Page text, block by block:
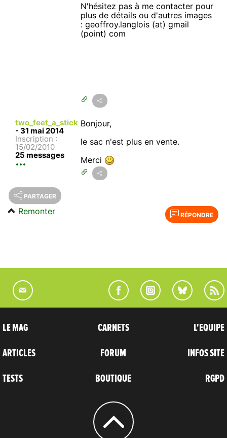
N'hésitez pas à me contacter pour
plus de détails ou d'autres images
: geoffroy.langlois (at) gmail
(point) com
two_feet_a_stick
- 31 mai 2014
Inscription :
15/02/2010
25 messages
Bonjour,
le sac n'est plus en vente.
Merci
PARTAGER
RÉPONDRE
Remonter
LE MAG
ARTICLES
TESTS
CARNETS
FORUM
BOUTIQUE
L'EQUIPE
INFOS SITE
RGPD